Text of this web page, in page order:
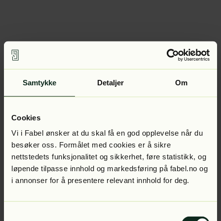
Samtykke Detaljer Om
Cookies
Vi i Fabel ønsker at du skal få en god opplevelse når du
besøker oss. Formålet med cookies er å sikre
nettstedets funksjonalitet og sikkerhet, føre statistikk, og
løpende tilpasse innhold og markedsføring på fabel.no og
i annonser for å presentere relevant innhold for deg.